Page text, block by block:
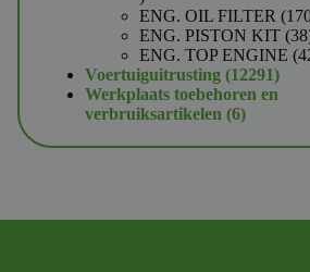
producten
ENG. OIL FILTER
ENG. PISTON KIT 38
ENG. TOP ENGINE
Voertuiguitrusting 1229112291
Werkplaats toebehoren en
verbruiksartikelen 66